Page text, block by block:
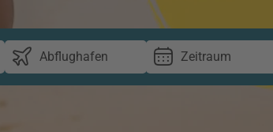
Abflughafen Zeitraum